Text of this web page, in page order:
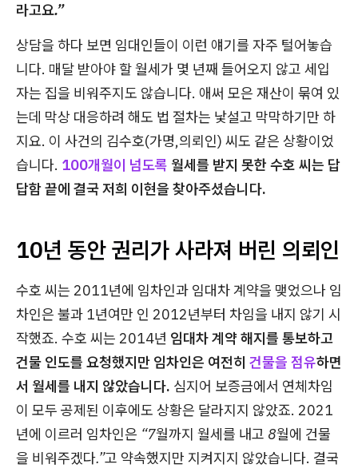
라고요.”
상담을 하다 보면 임대인들이 이런 얘기를 자주 털어놓습
니다. 매달 받아야 할 월세가 몇 년째 들어오지 않고 세입
자는 집을 비워주지도 않습니다. 애써 모은 재산이 묶여 있
는데 막상 대응하려 해도 법 절차는 낯설고 막막하기만 하
지요. 이 사건의 김수호(가명,의뢰인) 씨도 같은 상황이었
습니다. 100개월이 넘도록 월세를 받지 못한 수호 씨는 답
답함 끝에 결국 저희 이현을 찾아주셨습니다.
10년 동안 권리가 사라져 버린 의뢰인
수호 씨는 2011년에 임차인과 임대차 계약을 맺었으나 임
차인은 불과 1년여만 인 2012년부터 차임을 내지 않기 시
작했죠. 수호 씨는 2014년 임대차 계약 해지를 통보하고
건물 인도를 요청했지만 임차인은 여전히 건물을 점유하면
서 월세를 내지 않았습니다. 심지어 보증금에서 연체차임
이 모두 공제된 이후에도 상황은 달라지지 않았죠. 2021
년에 이르러 임차인은 “7월까지 월세를 내고 8월에 건물
을 비워주겠다.”고 약속했지만 지켜지지 않았습니다. 결국